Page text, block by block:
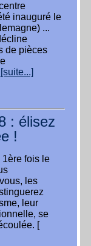
inauguré le
...
de pièces
[suite...]
: élisez
!
1ère fois le
les
leur
se
[